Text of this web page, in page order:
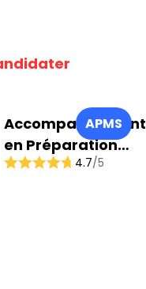
APMS
Accompagnement
en Préparation
Mentale du Sportif
4.7/5